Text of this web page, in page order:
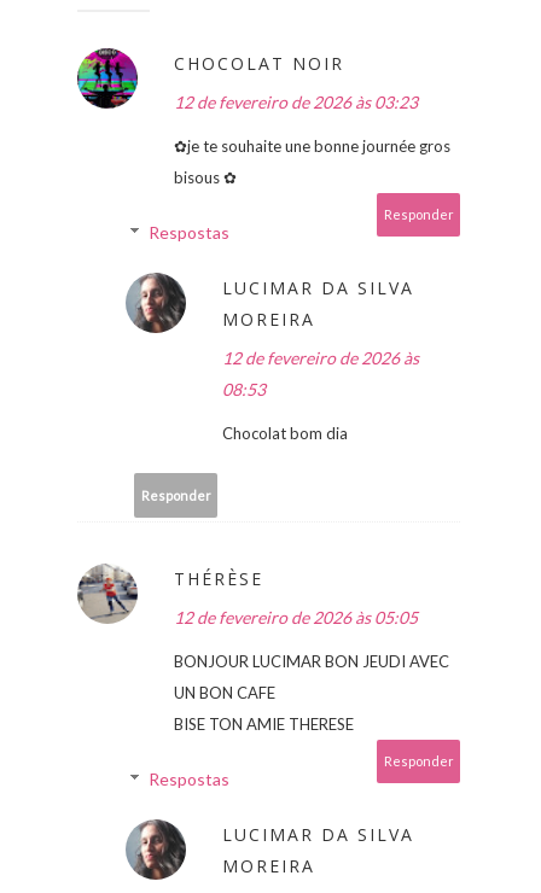
CHOCOLAT NOIR
12 de fevereiro de 2026 às 03:23
✿je te souhaite une bonne journée gros
bisous ✿
Responder
Respostas
LUCIMAR DA SILVA
MOREIRA
12 de fevereiro de 2026 às
08:53
Chocolat bom dia
Responder
THÉRÈSE
12 de fevereiro de 2026 às 05:05
BONJOUR LUCIMAR BON JEUDI AVEC
UN BON CAFE
BISE TON AMIE THERESE
Responder
Respostas
LUCIMAR DA SILVA
MOREIRA